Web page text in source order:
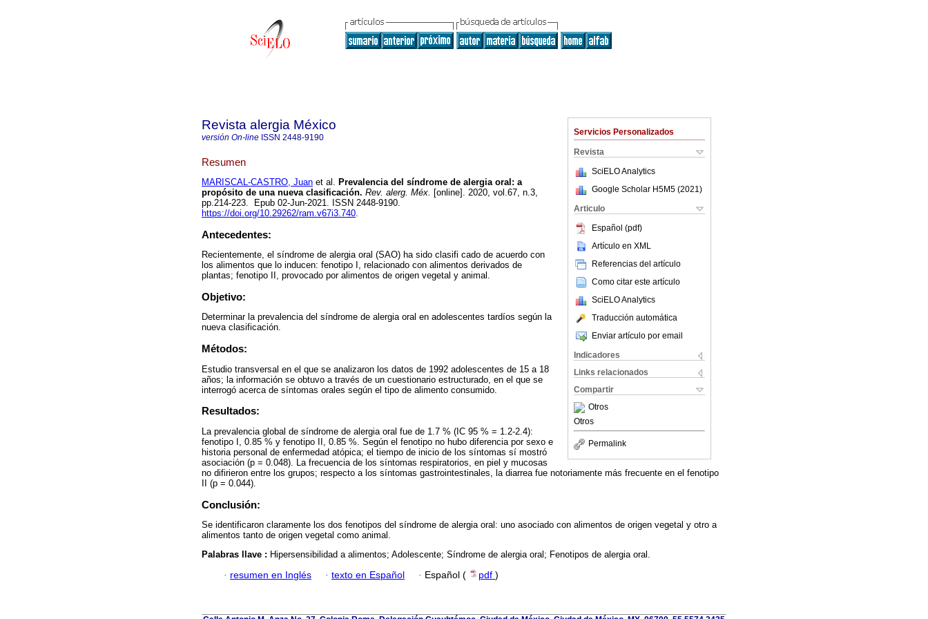
Servicios Personalizados
Revista
SciELO Analytics
Google Scholar H5M5 (2021 )
Articulo
Español (pdf)
Artículo en XML
Referencias del artículo
Como citar este artículo
SciELO Analytics
Traducción automática
Enviar artículo por email
Indicadores
Links relacionados
Compartir
Otros
Otros
Permalink
Revista alergia México
versión On-line ISSN 2448-9190
Resumen
MARISCAL-CASTRO, Juan et al. Prevalencia del síndrome de alergia oral: a
propósito de una nueva clasificación. Rev. alerg. Méx. [online]. 2020, vol.67, n.3,
pp.214-223. Epub 02-Jun-2021. ISSN 2448-9190.
https://doi.org/10.29262/ram.v67i3.740.
Antecedentes:
Recientemente, el síndrome de alergia oral (SAO) ha sido clasifi cado de acuerdo con
los alimentos que lo inducen: fenotipo I, relacionado con alimentos derivados de
plantas; fenotipo II, provocado por alimentos de origen vegetal y animal.
Objetivo:
Determinar la prevalencia del síndrome de alergia oral en adolescentes tardíos según la
nueva clasificación.
Métodos:
Estudio transversal en el que se analizaron los datos de 1992 adolescentes de 15 a 18
años; la información se obtuvo a través de un cuestionario estructurado, en el que se
interrogó acerca de síntomas orales según el tipo de alimento consumido.
Resultados:
La prevalencia global de síndrome de alergia oral fue de 1.7 % (IC 95 % = 1.2-2.4):
fenotipo I, 0.85 % y fenotipo II, 0.85 %. Según el fenotipo no hubo diferencia por sexo e
historia personal de enfermedad atópica; el tiempo de inicio de los síntomas sí mostró
asociación (p = 0.048). La frecuencia de los síntomas respiratorios, en piel y mucosas
no difirieron entre los grupos; respecto a los síntomas gastrointestinales, la diarrea fue notoriamente más frecuente en el fenotipo
II (p = 0.044).
Conclusión:
Se identificaron claramente los dos fenotipos del síndrome de alergia oral: uno asociado con alimentos de origen vegetal y otro a
alimentos tanto de origen vegetal como animal.
Palabras llave : Hipersensibilidad a alimentos; Adolescente; Síndrome de alergia oral; Fenotipos de alergia oral.
· resumen en Inglés · texto en Español · Español ( pdf )